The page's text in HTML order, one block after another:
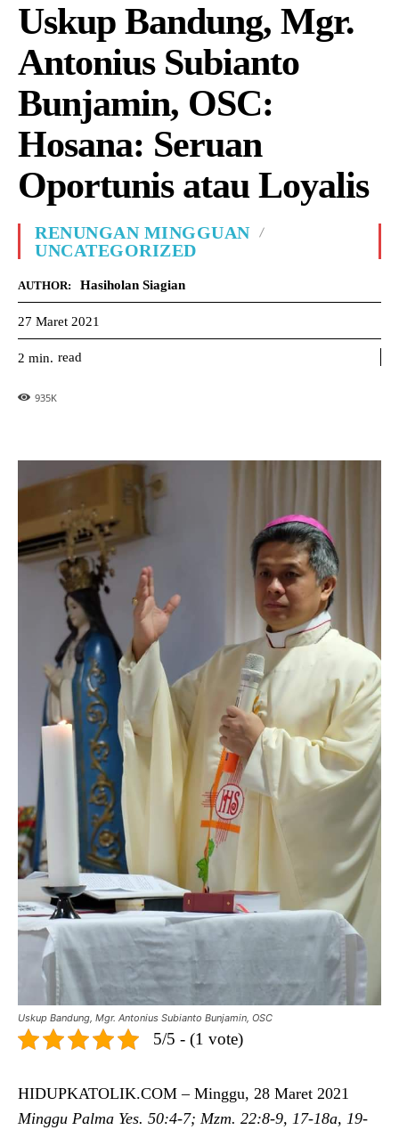
Uskup Bandung, Mgr.
Antonius Subianto
Bunjamin, OSC:
Hosana: Seruan
Oportunis atau Loyalis
RENUNGAN MINGGUAN
UNCATEGORIZED
AUTHOR: Hasiholan Siagian
27 Maret 2021
2 min. read
935K
Uskup Bandung, Mgr. Antonius Subianto Bunjamin, OSC
5/5 - (1 vote)
HIDUPKATOLIK.COM – Minggu, 28 Maret 2021
Minggu Palma Yes. 50:4-7; Mzm. 22:8-9, 17-18a, 19-